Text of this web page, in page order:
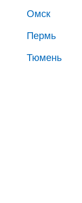
Омск
Пермь
Тюмень